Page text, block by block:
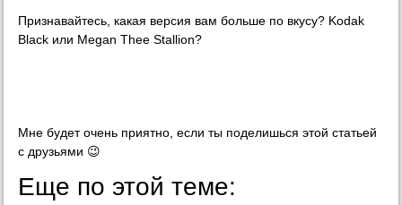
Признавайтесь, какая версия вам больше по вкусу? Kodak
Black или Megan Thee Stallion?
Мне будет очень приятно, если ты поделишься этой статьей
с друзьями 😉
Еще по этой теме: